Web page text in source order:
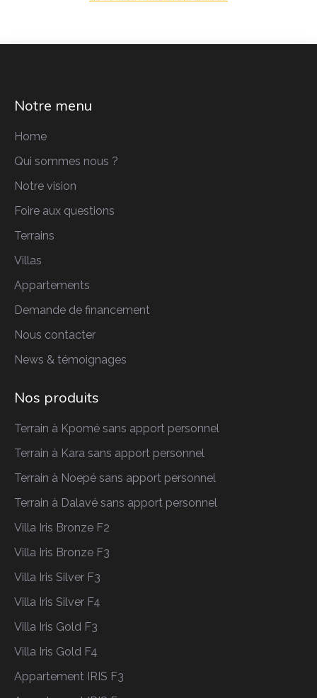
Notre menu
Home
Qui sommes nous ?
Notre vision
Foire aux questions
Terrains
Villas
Appartements
Demande de financement
Nous contacter
News & témoignages
Nos produits
Terrain à Kpomé sans apport personnel
Terrain à Kara sans apport personnel
Terrain à Noepé sans apport personnel
Terrain à Dalavé sans apport personnel
Villa Iris Bronze F2
Villa Iris Bronze F3
Villa Iris Silver F3
Villa Iris Silver F4
Villa Iris Gold F3
Villa Iris Gold F4
Appartement IRIS F3